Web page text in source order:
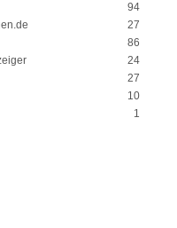
94
27
86
24
27
10
1